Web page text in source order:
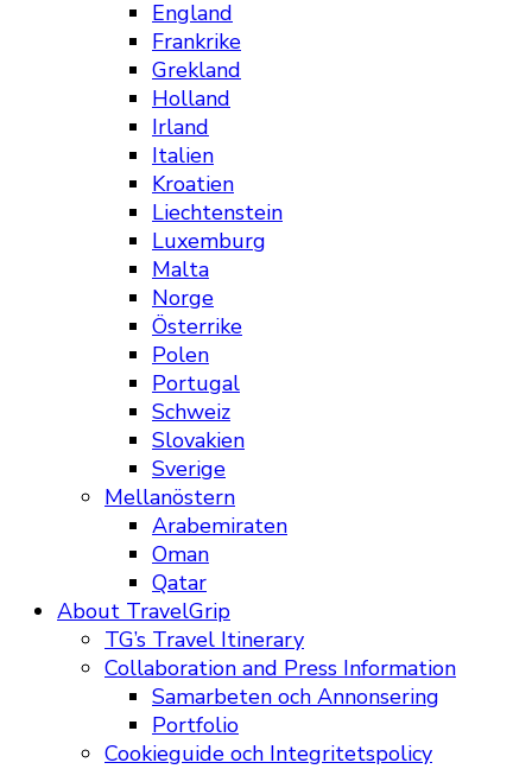
England
Frankrike
Grekland
Holland
Irland
Italien
Kroatien
Liechtenstein
Luxemburg
Malta
Norge
Österrike
Polen
Portugal
Schweiz
Slovakien
Sverige
Mellanöstern
Arabemiraten
Oman
Qatar
About TravelGrip
TG’s Travel Itinerary
Collaboration and Press Information
Samarbeten och Annonsering
Portfolio
Cookieguide och Integritetspolicy